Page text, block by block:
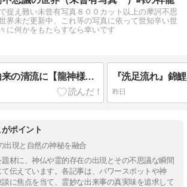
捉え難い未曾有写真８００カット以上の摩訶不思
界未だ更新中、これ等の写真に依って世知辛い世
に何かをもたらすなら幸いです
〖日蓮大聖人〗由来の清流に【龍神様】出現
昨日
ポイント
出現と自然の神秘を融合
材に、神仏や霊的存在の出現とその不思議な瞬間
伝えています。各記事は、パワースポットや神
に焦点を当て、霊妙な出来事の真実味を追求して